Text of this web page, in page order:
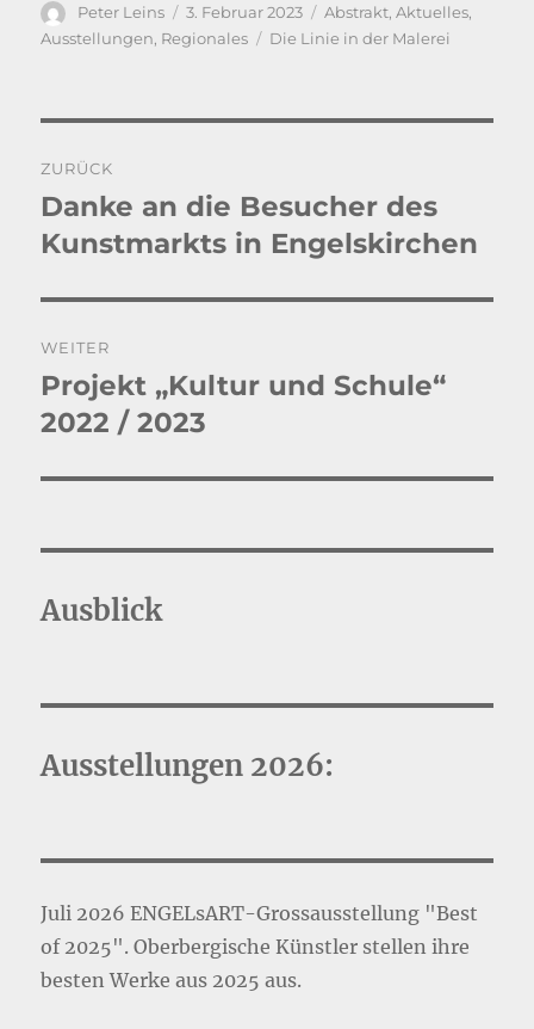
Autor
Peter Leins
Veröffentlicht
am
3. Februar 2023 Kategorien
Abstrakt,Aktuelles,
Ausstellungen, Regionales Schlagwörter
Die Linie in der Malerei
ZURÜCK
Vorheriger
Beitrag:
Danke an die Besucher des
Kunstmarkts in Engelskirchen
WEITER
Nächster
Beitrag:
Projekt „Kultur und Schule“
2022 / 2023
Ausblick
Ausstellungen 2026:
Juli 2026 ENGELsART-Grossausstellung "Best
of 2025". Oberbergische Künstler stellen ihre
besten Werke aus 2025 aus.